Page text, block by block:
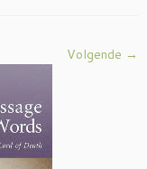
Volgende →